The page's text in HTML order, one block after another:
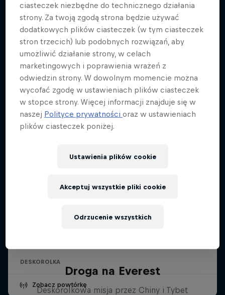
Więcej podobnych
DESKOROLKA
Zobacz powtórkę
Droga na Everest
Deskorolkowa misja przez Chiny i Tybet
ciasteczek niezbędne do technicznego działania
strony. Za twoją zgodą strona będzie używać
dodatkowych plików ciasteczek (w tym ciasteczek
stron trzecich) lub podobnych rozwiązań, aby
umożliwić działanie strony, w celach
marketingowych i poprawienia wrażeń z
odwiedzin strony. W dowolnym momencie można
wycofać zgodę w ustawieniach plików ciasteczek
w stopce strony. Więcej informacji znajduje się w
naszej Polityce prywatnościoraz w ustawieniach
plików ciasteczek poniżej.
Ustawienia plików cookie
Odrzucenie wszystkich
Akceptuj wszystkie pliki cookie